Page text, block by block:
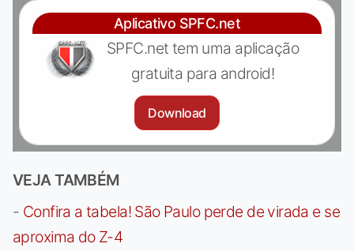
Aplicativo SPFC.net
SPFC.net tem uma aplicação
gratuita para android!
Download
VEJA TAMBÉM
- Confira a tabela! São Paulo perde de virada e se
aproxima do Z-4